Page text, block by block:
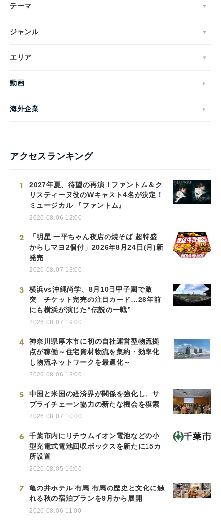
テーマ
ジャンル
エリア
動画
海外企業
アクセスランキング
1
2027年夏、待望の再演！ファントム＆ク
リスティーヌ役のWキャスト4名が決定！
ミュージカル 『ファントム』
2026.08.06 12:00
2
「明星 一平ちゃん夜店の焼そば 超特盛
からしマヨ2個付」2026年8月24日(月)新
発売
2026.08.07 13:00
3
横浜vs沖縄尚学、8月10日甲子園で激
突 チケット完売の注目カード…28年前
にも横浜が演じた“伝説の一戦”
2026.08.07 19:00
4
神奈川県厚木市に初の自社運営型物流拠
点が稼働～住宅資材物流を集約・効率化
し物流ネットワークを最適化～
2026.08.06 13:00
5
中国と米国の経済界が関係を強化し、サ
プライチェーン協力の新たな機会を模索
2026.08.07 10:00
6
千葉市内にリチウムイオン電池などの小
型充電式電池回収ボックスを新たに15カ
所設置
2026.08.05 16:00
7
亀の井ホテル 有馬 有馬の歴史と文化に触
れる秋の宿泊プランを9月から展開
2026.08.06 11:00